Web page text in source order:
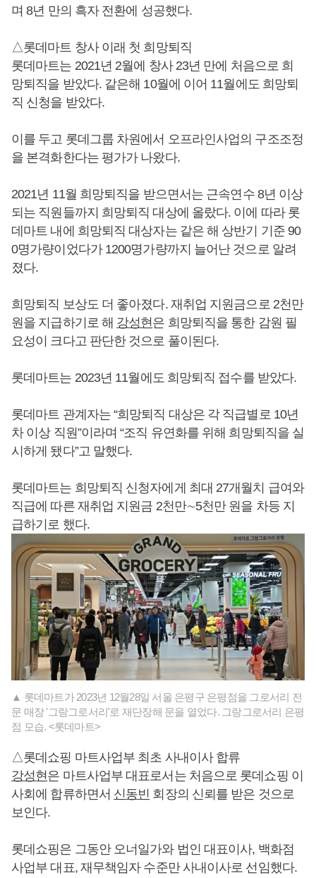
며 8년 만의 흑자 전환에 성공했다.
△롯데마트 창사 이래 첫 희망퇴직
롯데마트는 2021년 2월에 창사 23년 만에 처음으로 희
망퇴직을 받았다. 같은해 10월에 이어 11월에도 희망퇴
직 신청을 받았다.
이를 두고 롯데그룹 차원에서 오프라인사업의 구조조정
을 본격화한다는 평가가 나왔다.
2021년 11월 희망퇴직을 받으면서는 근속연수 8년 이상
되는 직원들까지 희망퇴직 대상에 올랐다. 이에 따라 롯
데마트 내에 희망퇴직 대상자는 같은 해 상반기 기준 90
0명가량이었다가 1200명가량까지 늘어난 것으로 알려
졌다.
희망퇴직 보상도 더 좋아졌다. 재취업 지원금으로 2천만
원을 지급하기로 해 강성현은 희망퇴직을 통한 감원 필
요성이 크다고 판단한 것으로 풀이된다.
롯데마트는 2023년 11월에도 희망퇴직 접수를 받았다.
롯데마트 관계자는 “희망퇴직 대상은 각 직급별로 10년
차 이상 직원”이라며 “조직 유연화를 위해 희망퇴직을 실
시하게 됐다”고 말했다.
롯데마트는 희망퇴직 신청자에게 최대 27개월치 급여와
직급에 따른 재취업 지원금 2천만∼5천만 원을 차등 지
급하기로 했다.
▲ 롯데마트가 2023년 12월28일 서울 은평구 은평점을 그로서리 전
문 매장 '그랑그로서리'로 재단장해 문을 열었다. 그랑그로서리 은평
점 모습. <롯데마트>
△롯데쇼핑 마트사업부 최초 사내이사 합류
강성현은 마트사업부 대표로서는 처음으로 롯데쇼핑 이
사회에 합류하면서 신동빈 회장의 신뢰를 받은 것으로
보인다.
롯데쇼핑은 그동안 오너일가와 법인 대표이사, 백화점
사업부 대표, 재무책임자 수준만 사내이사로 선임했다.